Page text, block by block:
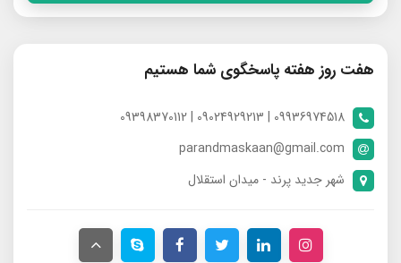
هفت روز هفته پاسخگوی شما هستیم
09936974518 | 09024929213 | 09398370112
parandmaskaan@gmail.com
شهر جدید پرند - میدان استقلال